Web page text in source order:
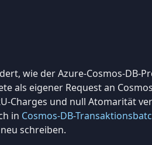
wie der Azure-Cosmos-DB-
als eigener Request an
Charges und null Atomarität
in Cosmos-DB-
schreiben.